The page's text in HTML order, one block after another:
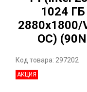
1024
2880x1800/
ОС)
Код товара: 297202
АКЦИЯ